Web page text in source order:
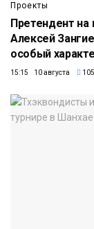
Проекты
Претендент
Алексей
особый
15:15 10 августа 105